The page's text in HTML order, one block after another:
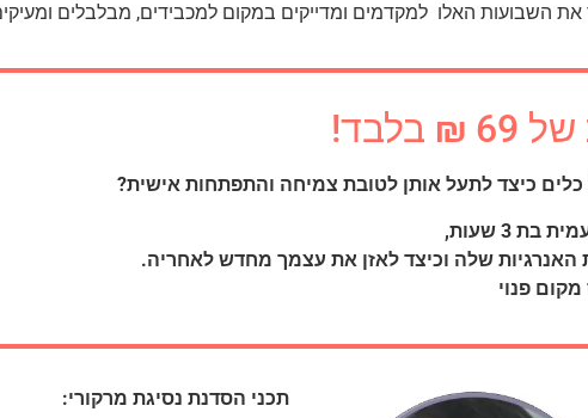
את השבועות האלו למקדמים ומדייקים במקום למכבידים, מבלבלים
כיצד לתעל אותן לטובת צמיחה והתפתחות אישית?
3 שעות,
האנרגיות שלה וכיצד לאזן את עצמך מחדש לאחריה.
פנוי
תכני הסדנת נסיגת מרקורי: